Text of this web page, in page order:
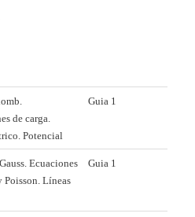
de carga.
Potencial
Guia 1
Ecuaciones
Poisson. Líneas
Guia 1